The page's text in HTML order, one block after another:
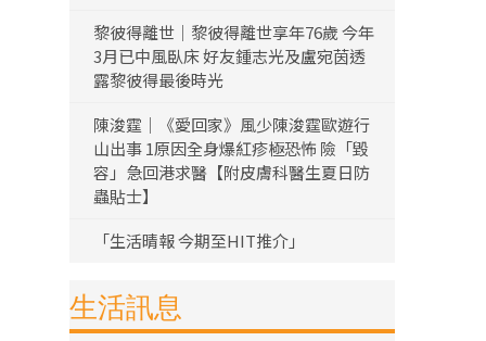
黎彼得離世｜黎彼得離世享年76歲 今年
3月已中風臥床 好友鍾志光及盧宛茵透
露黎彼得最後時光
陳浚霆｜《愛回家》風少陳浚霆歐遊行
山出事 1原因全身爆紅疹極恐怖 險「毀
容」急回港求醫【附皮膚科醫生夏日防
蟲貼士】
「生活晴報 今期至HIT推介」
生活訊息